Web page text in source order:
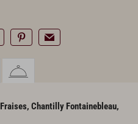
Fraises, Chantilly Fontainebleau,